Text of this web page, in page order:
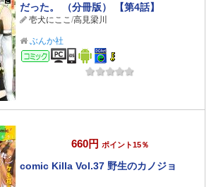
だった。 （分冊版） 【第4話】
壱犬にここ/高見梁川
ぶんか社
コミック
660円 ポイント15％
comic Killa Vol.37 野生のカノジョ